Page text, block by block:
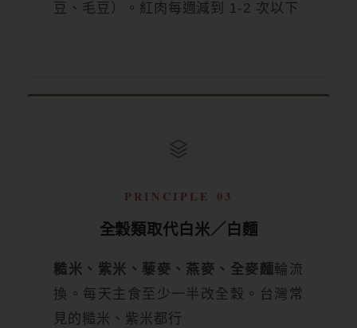
豆、毛豆）。紅肉每週減到 1-2 次以下
PRINCIPLE 03
全穀類取代白米／白麵
糙米、紫米、藜麥、燕麥、全麥麵 輪流
換。每天主食至少一半改全穀。台灣常
見的糙米、紫米都行